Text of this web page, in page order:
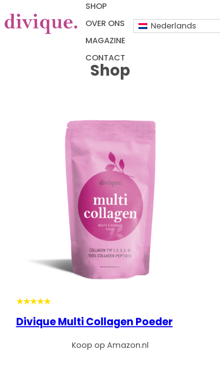
SHOP
OVER ONS
MAGAZINE
CONTACT
Nederlands
Shop
★★★★★
Divique Multi Collagen Poeder
Koop op Amazon.nl